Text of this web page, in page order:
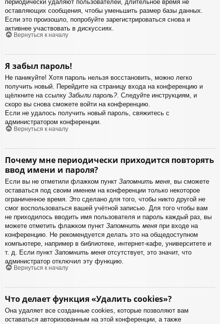
периодически удаляют пользователей, длительное время не
оставляющих сообщения, чтобы уменьшить размер базы данных.
Если это произошло, попробуйте зарегистрироваться снова и
активнее участвовать в дискуссиях.
Вернуться к началу
Я забыл пароль!
Не паникуйте! Хотя пароль нельзя восстановить, можно легко
получить новый. Перейдите на страницу входа на конференцию и
щёлкните на ссылку Забыли пароль?. Следуйте инструкциям, и
скоро вы снова сможете войти на конференцию.
Если не удалось получить новый пароль, свяжитесь с
администратором конференции.
Вернуться к началу
Почему мне периодически приходится повторять
ввод имени и пароля?
Если вы не отметили флажком пункт Запомнить меня , вы сможете
оставаться под своим именем на конференции только некоторое
ограниченное время. Это сделано для того, чтобы никто другой не
смог воспользоваться вашей учётной записью. Для того чтобы вам
не приходилось вводить имя пользователя и пароль каждый раз, вы
можете отметить флажком пункт Запомнить меня при входе на
конференцию. Не рекомендуется делать это на общедоступном
компьютере, например в библиотеке, интернет-кафе, университете и
т. д. Если пункт Запомнить меня отсутствует, это значит, что
администратор отключил эту функцию.
Вернуться к началу
Что делает функция «Удалить cookies»?
Она удаляет все созданные cookies, которые позволяют вам
оставаться авторизованным на этой конференции, а также